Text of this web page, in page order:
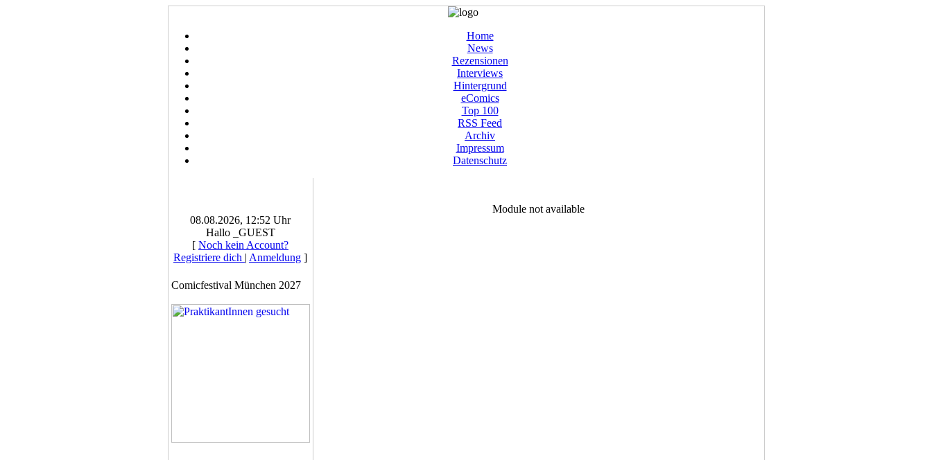
Home
News
Rezensionen
Interviews
Hintergrund
eComics
Top 100
RSS Feed
Archiv
Impressum
Datenschutz
08.08.2026, 12:52 Uhr
Hallo _GUEST
[ Noch kein Account?
Registriere dich | Anmeldung ]
Comicfestival München 2027
Module not available